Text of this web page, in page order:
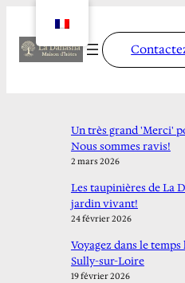
Un très grand 'Merci'
Nous sommes ravis!
2 mars 2026
Les taupinières de La
jardin vivant!
24 février 2026
Voyagez dans le temps
Sully-sur-Loire
19 février 2026